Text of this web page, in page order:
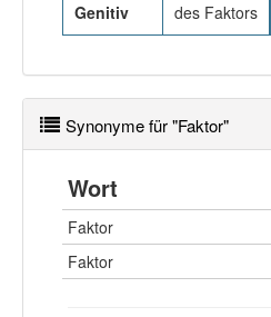
Genitiv des Faktors
Synonyme für "Faktor"
Wort
Faktor
Faktor